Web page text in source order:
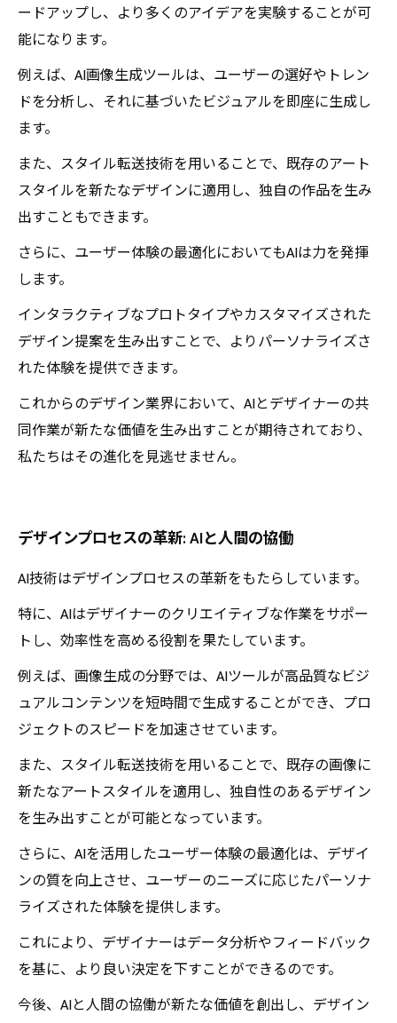
ードアップし、より多くのアイデアを実験することが可
能になります。
例えば、AI画像生成ツールは、ユーザーの選好やトレン
ドを分析し、それに基づいたビジュアルを即座に生成し
ます。
また、スタイル転送技術を用いることで、既存のアート
スタイルを新たなデザインに適用し、独自の作品を生み
出すこともできます。
さらに、ユーザー体験の最適化においてもAIは力を発揮
します。
インタラクティブなプロトタイプやカスタマイズされた
デザイン提案を生み出すことで、よりパーソナライズさ
れた体験を提供できます。
これからのデザイン業界において、AIとデザイナーの共
同作業が新たな価値を生み出すことが期待されており、
私たちはその進化を見逃せません。
デザインプロセスの革新: AIと人間の協働
AI技術はデザインプロセスの革新をもたらしています。
特に、AIはデザイナーのクリエイティブな作業をサポー
トし、効率性を高める役割を果たしています。
例えば、画像生成の分野では、AIツールが高品質なビジ
ュアルコンテンツを短時間で生成することができ、プロ
ジェクトのスピードを加速させています。
また、スタイル転送技術を用いることで、既存の画像に
新たなアートスタイルを適用し、独自性のあるデザイン
を生み出すことが可能となっています。
さらに、AIを活用したユーザー体験の最適化は、デザイ
ンの質を向上させ、ユーザーのニーズに応じたパーソナ
ライズされた体験を提供します。
これにより、デザイナーはデータ分析やフィードバック
を基に、より良い決定を下すことができるのです。
今後、AIと人間の協働が新たな価値を創出し、デザイン